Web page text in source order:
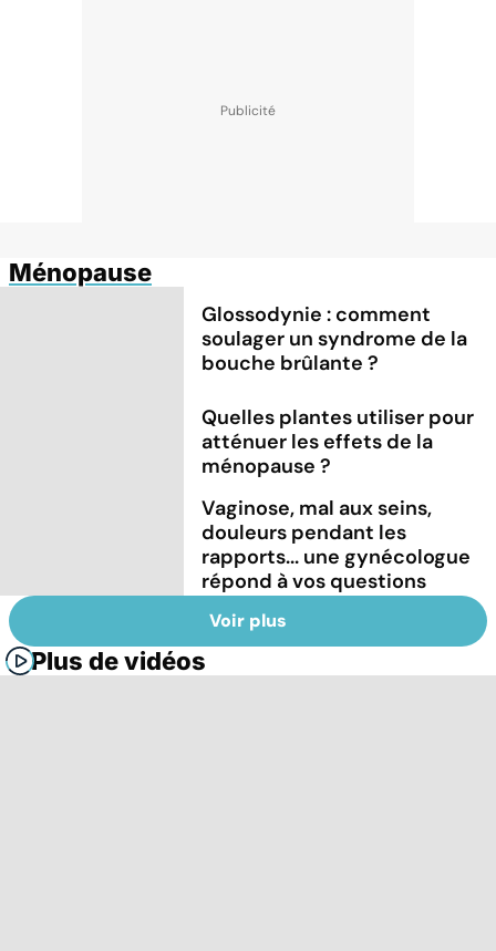
Ménopause
Glossodynie : comment
soulager un syndrome de la
bouche brûlante ?
Quelles plantes utiliser pour
atténuer les effets de la
ménopause ?
Vaginose, mal aux seins,
douleurs pendant les
rapports... une gynécologue
répond à vos questions
Voir plus
Plus de vidéos